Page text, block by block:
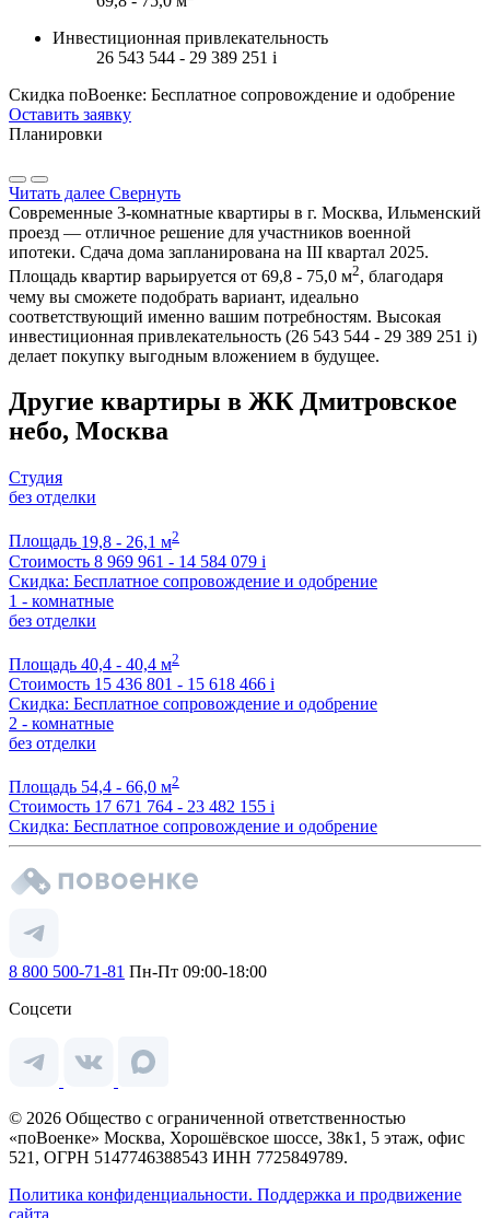
Инвестиционная привлекательность
26 543 544 - 29 389 251 i
Скидка поВоенке: Бесплатное сопровождение и одобрение
Оставить заявку
Планировки
Читать далее Свернуть
Современные 3-комнатные квартиры в г. Москва, Ильменский
проезд — отличное решение для участников военной
ипотеки. Сдача дома запланирована на III квартал 2025.
Площадь квартир варьируется от 69,8 - 75,0 м2, благодаря
чему вы сможете подобрать вариант, идеально
соответствующий именно вашим потребностям. Высокая
инвестиционная привлекательность (26 543 544 - 29 389 251 i)
делает покупку выгодным вложением в будущее.
Другие квартиры в ЖК Дмитровское
небо, Москва
Студия
без отделки
Площадь 19,8 - 26,1 м2
Стоимость 8 969 961 - 14 584 079 i
Скидка: Бесплатное сопровождение и одобрение
1 - комнатные
без отделки
Площадь 40,4 - 40,4 м2
Стоимость 15 436 801 - 15 618 466 i
Скидка: Бесплатное сопровождение и одобрение
2 - комнатные
без отделки
Площадь 54,4 - 66,0 м2
Стоимость 17 671 764 - 23 482 155 i
Скидка: Бесплатное сопровождение и одобрение
8 800 500-71-81 Пн-Пт 09:00-18:00
Соцсети
© 2026 Общество с ограниченной ответственностью
«поВоенке» Москва, Хорошёвское шоссе, 38к1, 5 этаж, офис
521, ОГРН 5147746388543 ИНН 7725849789.
Политика конфиденциальности. Поддержка и продвижение